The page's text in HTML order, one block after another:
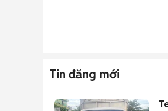
Tin đăng mới